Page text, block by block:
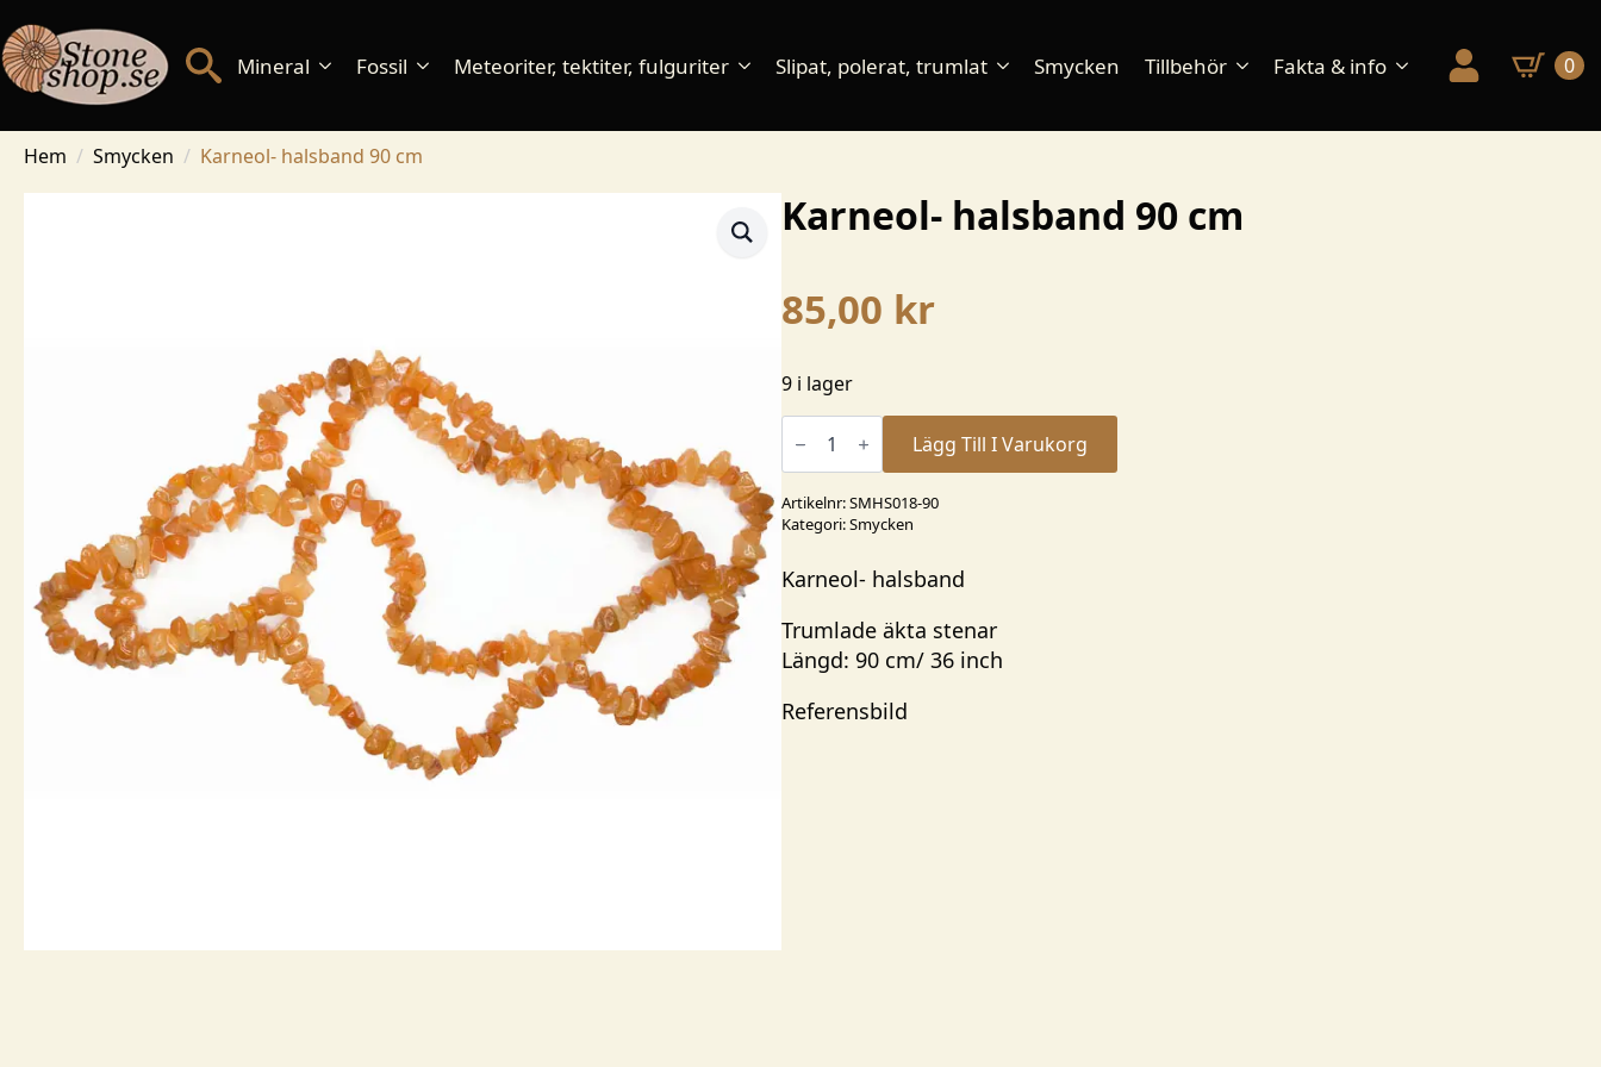
Mineral Fossil Meteoriter, tektiter, fulguriter Slipat, polerat, trumlat Smycken Tillbehör Fakta & info 0
Hem Smycken Karneol- halsband 90 cm
Karneol- halsband 90 cm
85,00 kr
9 i lager
Karneol-
halsband
cm
mängd
Lägg Till I Varukorg
Artikelnr:SMHS018-90
Kategori:Smycken
Karneol- halsband
Trumlade äkta stenar
Längd: 90 cm/ 36 inch
Referensbild